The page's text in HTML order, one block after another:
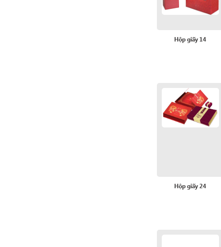
Hộp giấy 14
Hộp giấy 24